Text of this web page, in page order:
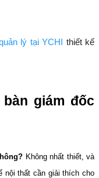
lý tại YCHI thiết kế
giám đốc
Không nhất thiết, và
nội thất cần giải thích cho